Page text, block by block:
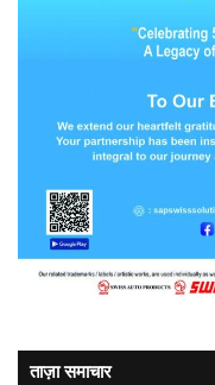
ताज़ा समाचार